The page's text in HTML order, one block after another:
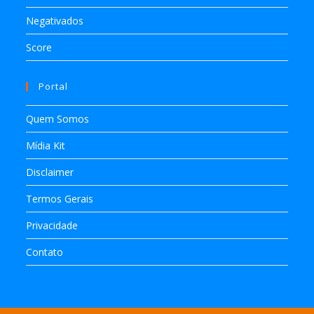
Negativados
Score
Portal
Quem Somos
Mídia Kit
Disclaimer
Termos Gerais
Privacidade
Contato